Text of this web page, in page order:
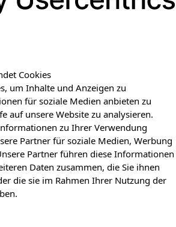
Cookies
um Inhalte und Anzeigen zu
für soziale Medien anbieten zu
auf unsere Website zu analysieren.
zu Ihrer Verwendung
Partner für soziale Medien, Werbung
Partner führen diese Informationen
Daten zusammen, die Sie ihnen
die sie im Rahmen Ihrer Nutzung der